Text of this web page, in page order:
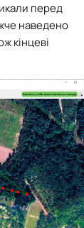
перед
наведено
кінцеві